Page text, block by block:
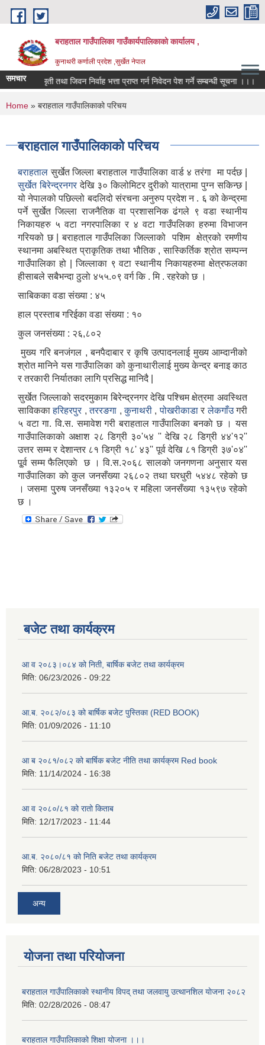
Skip to main content
बराहताल गाउँपालिका गाउँकार्यपालिकाको कार्यालय ,
कुनाथरी कर्णाली प्रदेश ,सुर्खेत नेपाल
समचार
सहिद स्मृती तथा जिवन निर्वाह भत्ता प्राप्त गर्न निवेदन पेश गर्ने सम्बन्धी सूचना ।।।
You are here
Home » बराहताल गाउँपालिकाको परिचय
बराहताल गाउँपालिकाको परिचय
बराहताल सुर्खेत जिल्ला बराहताल गाउँपालिका वार्ड ४ तरंगा मा पर्दछ |
सुर्खेत बिरेन्द्रनगरदेखि ३० किलोमिटर दुरीको यात्रामा पुग्न सकिन्छ |
यो नेपालको पछिल्लो बदलिदो संरचना अनुरुप प्रदेश न . ६ को केन्द्रमा
पर्ने सुर्खेत जिल्ला राजनैतिक वा प्रशासनिक ढंगले ९ वडा स्थानीय
निकायहरु ५ वटा नगरपालिका र ४ वटा गाउँपलिका हरुमा विभाजन
गरियको छ | बराहताल गाउँपलिका जिल्लाको पशिम क्षेत्रको रमणीय
स्थानमा अबस्थित प्राकृतिक तथा भौतिक , सास्किर्तिक श्रोत सम्पन्न
गाउँपालिका हो | जिल्लाका ९ वटा स्थानीय निकायहरुमा क्षेत्रफलका
हीसाबले सबैभन्दा ठुलाे ४५५.०९ वर्ग कि . मि . रहरेकाे छ ।
साबिकका वडा संख्या : ४५
हाल प्रस्ताब गरिईका वडा संख्या : १०
कुल जनसंख्या : २६,८०२
मुख्य गरि बनजंगल , बनपैदाबार र कृषि उत्पादनलाई मुख्य आम्दानीको
श्रोत मानिने यस गाउँपालिका को कुनाथारीलाई मुख्य केन्द्र बनाइ काठ
र तरकारी निर्यातका लागि प्रसिद्ध मानिदै |
सुर्खेत जिल्लाको सदरमुकाम बिरेन्द्रनगर देखि पश्चिम क्षेत्रमा अवस्थित
साविककाहरिहरपुर ,तररङगा ,कुनाथरी ,पोखरीकाडारलेकगाँउगरी
५ वटा गा‍. वि.स. समावेश गरी बराहताल गाउँपालिका बनकाे छ । यस
गाउँपालिकाकाे अक्षाश‌ २८ डिग्री ३०'५४ '' देखि २८ डिग्री ४४'१२''
उत्तर सम्म र देशान्तर ८१ डिग्री १८' ४३'' पूर्व देखि ८१ डिग्री ३७'०४''
पू्र्व सम्म फैलिएकाे छ । वि.स.२०६८ सालकाे जनगणना अनुसार यस
गाउँपालिका काे कुल जनसँख्या २६८०२ तथा घरधुरी ५४४८ रहेकाे छ
। जसमा पु्रुष जनसँख्या १३२०५ र महिला जनसँख्या १३५९७ रहेकाे
छ ।
बजेट तथा कार्यक्रम
आ व २०८३।०८४ को निती, बार्षिक बजेट तथा कार्यक्रम
मिति: 06/23/2026 - 09:22
आ.ब. २०८२/०८३ को बार्षिक बजेट पुस्तिका (RED BOOK)
मिति: 01/09/2026 - 11:10
आ ब २०८१/०८२ को बार्षिक बजेट नीति तथा कार्यक्रम Red book
मिति: 11/14/2024 - 16:38
आ व २०८०/८१ को रातो किताब
मिति: 12/17/2023 - 11:44
आ.ब. २०८०/८१ को निति बजेट तथा कार्यक्रम
मिति: 06/28/2023 - 10:51
अन्य
योजना तथा परियोजना
बराहताल गाउँपालिकाकाे स्थानीय विपद् तथा जलवायु उत्थानशिल याेजना २०८२
मिति: 02/28/2026 - 08:47
बराहताल गाउँपालिकाको शिक्षा योजना ।।।